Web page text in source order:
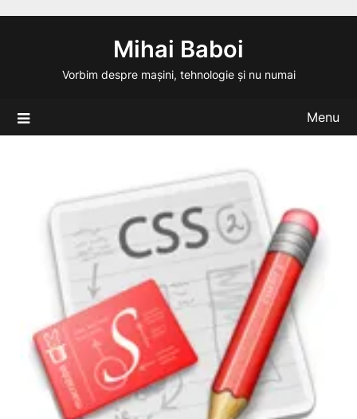
Mihai Baboi
Vorbim despre mașini, tehnologie și nu numai
Menu